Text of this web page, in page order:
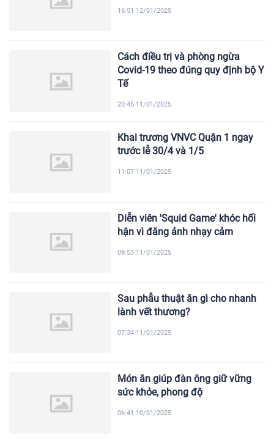
16:51 12/01/2025
Cách điều trị và phòng ngừa
Covid-19 theo đúng quy định bộ Y
Tế
20:45 11/01/2025
Khai trương VNVC Quận 1 ngay
trước lễ 30/4 và 1/5
11:07 11/01/2025
Diễn viên 'Squid Game' khóc hối
hận vì đăng ảnh nhạy cảm
09:53 11/01/2025
Sau phẫu thuật ăn gì cho nhanh
lành vết thương?
07:34 11/01/2025
Món ăn giúp đàn ông giữ vững
sức khỏe, phong độ
06:41 10/01/2025